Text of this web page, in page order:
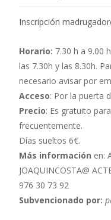
Inscripción
Horario: 7.30 h a 9.00
las 7.30h y las 8.30h.
necesario avisar por
Acceso: Por la puerta
Precio: Es gratuito
frecuentemente.
Días sueltos 6€.
Más información en:
JOAQUINCOSTA@
976 30 73 92
Subvencionado por: